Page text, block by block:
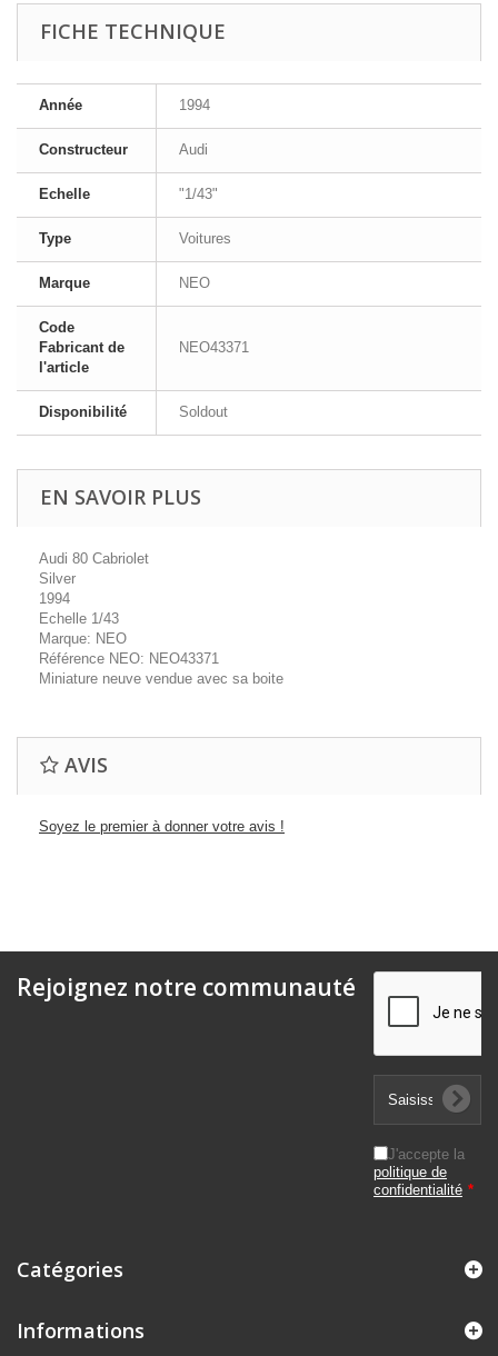
FICHE TECHNIQUE
Année 1994
Constructeur Audi
Echelle "1/43"
Type Voitures
Marque NEO
Code
Fabricant de
l'article
NEO43371
Disponibilité Soldout
EN SAVOIR PLUS
Audi 80 Cabriolet
Silver
1994
Echelle 1/43
Marque: NEO
Référence NEO: NEO43371
Miniature neuve vendue avec sa boite
AVIS
Soyez le premier à donner votre avis !
Rejoignez notre communauté
J'accepte la
politique de
confidentialité *
Catégories
Informations